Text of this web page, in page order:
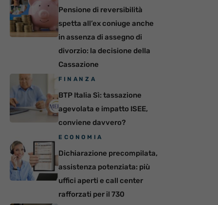
Pensione di reversibilità
spetta all’ex coniuge anche
in assenza di assegno di
divorzio: la decisione della
Cassazione
FINANZA
BTP Italia Sì: tassazione
agevolata e impatto ISEE,
conviene davvero?
ECONOMIA
Dichiarazione precompilata,
assistenza potenziata: più
uffici aperti e call center
rafforzati per il 730